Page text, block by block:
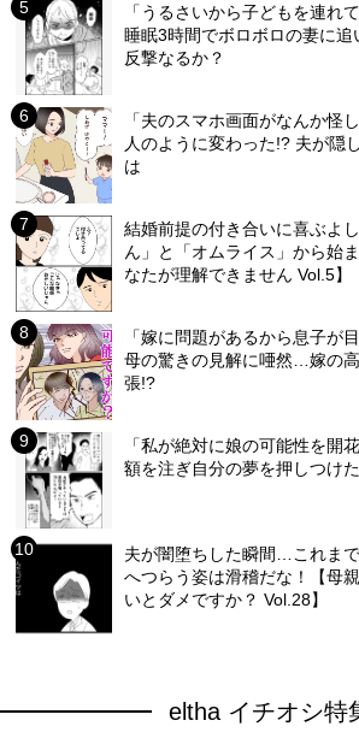
「うるさいから子どもを連れ
睡眠3時間でボロボロの妻に
反撃なるか？
「夫のスマホ画面がなんか怪
人のように変わった!? 夫が隠
は
結婚前提の付き合いに喜ぶよ
ん」と「オムライス」から始
なたが理解できません Vol.5】
「嫁に問題があるから息子が
母の驚きの見解に唖然…嫁の
張!?
「私が絶対に娘の可能性を開
額を注ぎ自分の夢を押しつけ
夫が闇堕ちした瞬間…これま
へつらう姿は滑稽だな！【母
いとダメですか？ Vol.28】
eltha イチオシ特